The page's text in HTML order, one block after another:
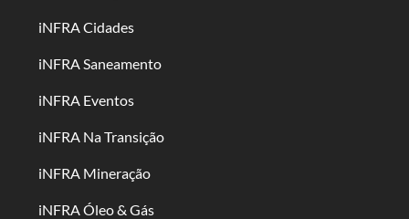
iNFRA Cidades
iNFRA Saneamento
iNFRA Eventos
iNFRA Na Transição
iNFRA Mineração
iNFRA Óleo & Gás